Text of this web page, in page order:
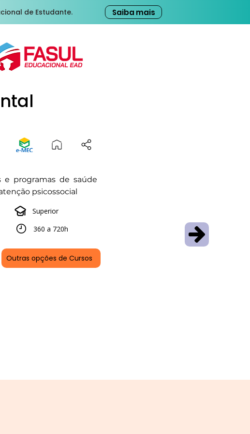
de Estudante. Saiba mais
e programas de saúde
psicossocial
Superior
360 a 720h
Outras opções de Cursos